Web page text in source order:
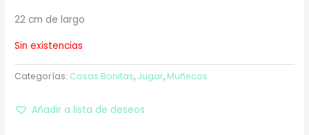
22 cm de largo
Sin existencias
Categorías: Cosas Bonitas, Jugar, Muñecos
Añadir a lista de deseos